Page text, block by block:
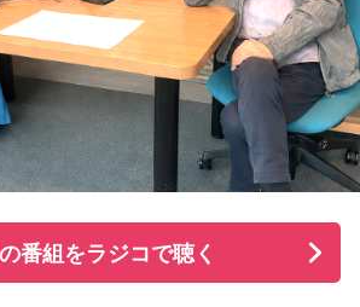
番組をラジコで聴く